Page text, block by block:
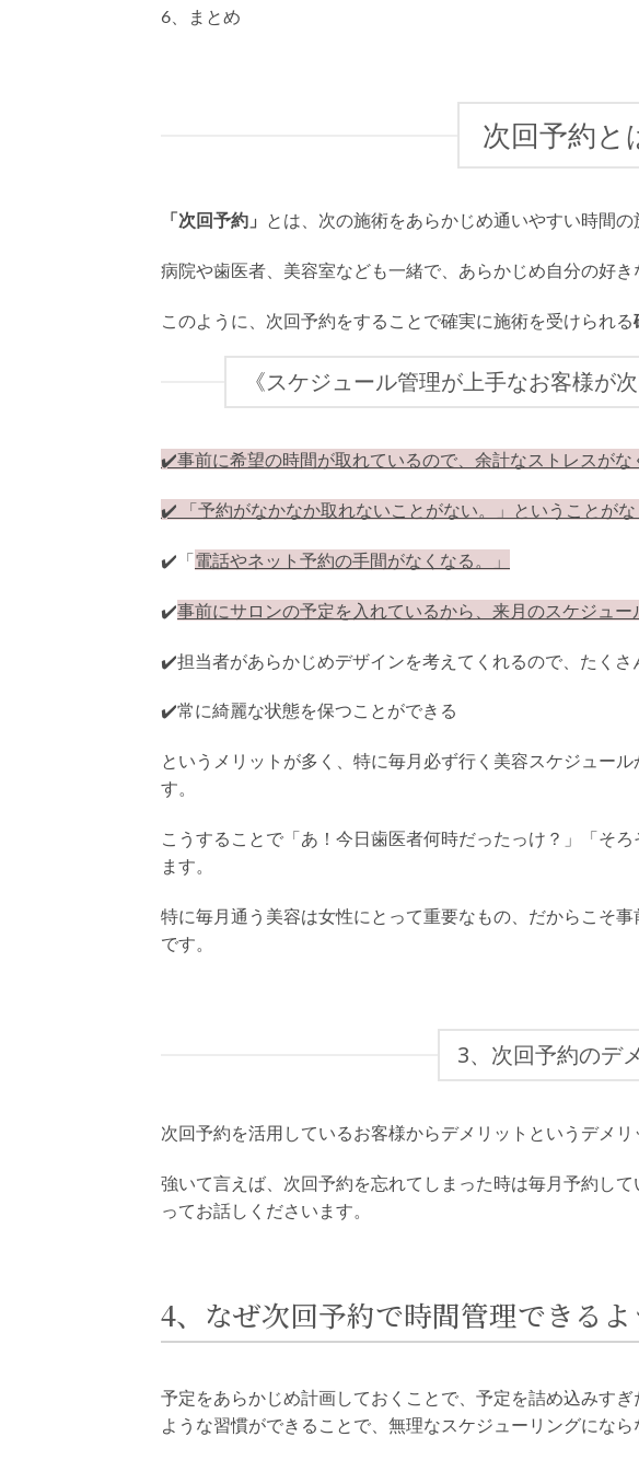
6、まとめ
次回予約と
「次回予約」 とは、次の施術をあらかじめ通いやすい時間
病院や歯医者、美容室なども一緒で、あらかじめ自分の好き
このように、次回予約をすることで確実に施術を受けられる
《スケジュール管理が上手なお客様が
✔️事前に希望の時間が取れているので、余計なストレスがな
✔️ 「予約がなかなか取れないことがない。」ということがな
✔️「電話やネット予約の手間がなくなる。」
✔️事前にサロンの予定を入れているから、来月のスケジュー
✔️担当者があらかじめデザインを考えてくれるので、たくさ
✔️常に綺麗な状態を保つことができる
というメリットが多く、特に毎月必ず行く美容スケジュー
す。
こうすることで「あ！今日歯医者何時だったっけ？」「そ
ます。
特に毎月通う美容は女性にとって重要なもの、だからこそ
です。
3、次回予約のデ
次回予約を活用しているお客様からデメリットというデメリ
強いて言えば、次回予約を忘れてしまった時は毎月予約し
ってお話しくださいます。
4、なぜ次回予約で時間管理できるよ
予定をあらかじめ計画しておくことで、予定を詰め込みす
ような習慣ができることで、無理なスケジューリングになら